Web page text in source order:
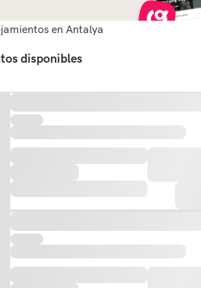
en Antalya
disponibles